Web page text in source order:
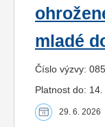
mladé
Číslo výzvy: 085
Platnost do:
29. 6. 2026